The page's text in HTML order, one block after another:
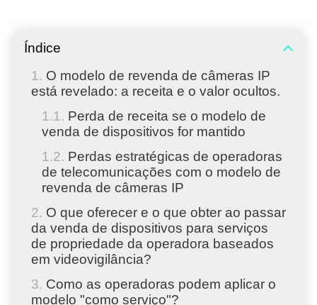
Índice
O modelo de revenda de câmeras IP
está revelado: a receita e o valor ocultos.
Perda de receita se o modelo de
venda de dispositivos for mantido
Perdas estratégicas de operadoras
de telecomunicações com o modelo de
revenda de câmeras IP
O que oferecer e o que obter ao passar
da venda de dispositivos para serviços
de propriedade da operadora baseados
em videovigilância?
Como as operadoras podem aplicar o
modelo "como serviço"?